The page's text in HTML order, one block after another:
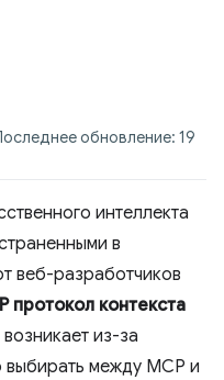
обновление: 19
интеллекта
в
веб-разработчиков
протокол контекста
из-за
между MCP и